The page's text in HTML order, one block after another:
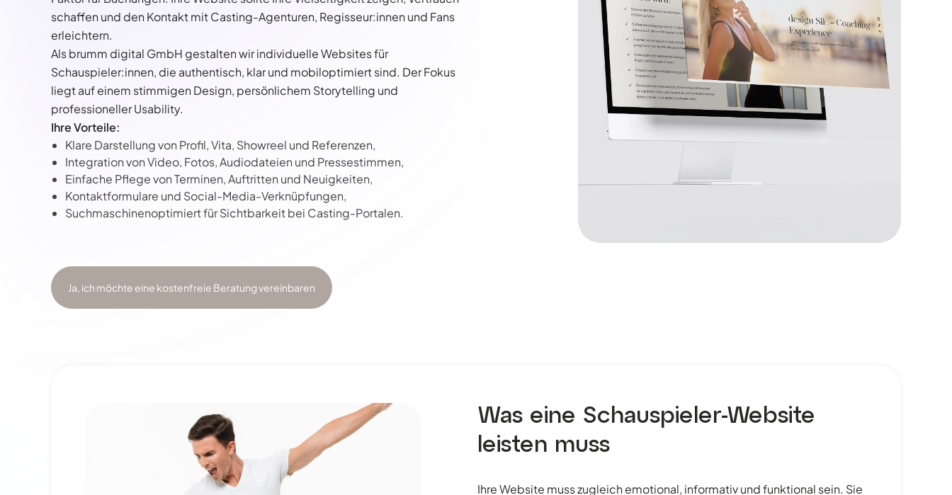
schaffen und den Kontakt mit Casting-Agenturen, Regisseur:innen und Fans
erleichtern.
Als brumm digital GmbH gestalten wir individuelle Websites für
Schauspieler:innen, die authentisch, klar und mobiloptimiert sind. Der Fokus
liegt auf einem stimmigen Design, persönlichem Storytelling und
professioneller Usability.
Ihre Vorteile:
Klare Darstellung von Profil, Vita, Showreel und Referenzen,
Integration von Video, Fotos, Audiodateien und Pressestimmen,
Einfache Pflege von Terminen, Auftritten und Neuigkeiten,
Kontaktformulare und Social-Media-Verknüpfungen,
Suchmaschinenoptimiert für Sichtbarkeit bei Casting-Portalen.
Ja, ich möchte eine kostenfreie Beratung vereinbaren
Was eine Schauspieler-Website
leisten muss
Ihre Website muss zugleich emotional, informativ und funktional sein. Sie